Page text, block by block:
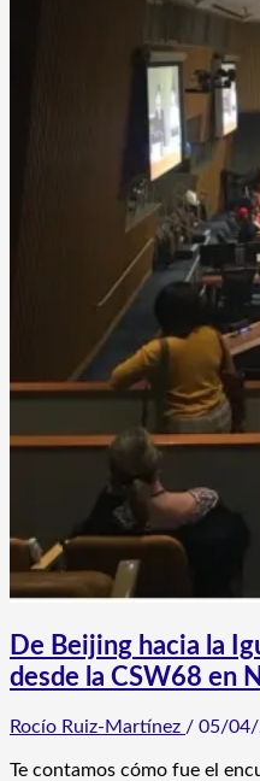
De Beijing hacia la
desde la CSW68 en
Rocío Ruiz-Martínez / 05/04/
Te contamos cómo fue el